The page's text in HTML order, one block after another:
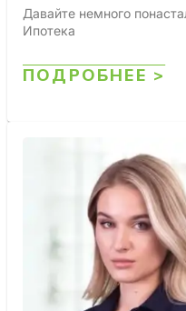
Давайте немного
Ипотека
ПОДРОБНЕЕ >